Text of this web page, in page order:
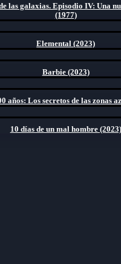
las galaxias. Episodio IV: Una
(1977)
Elemental (2023)
Barbie (2023)
años: Los secretos de las zonas
10 días de un mal hombre (2023)